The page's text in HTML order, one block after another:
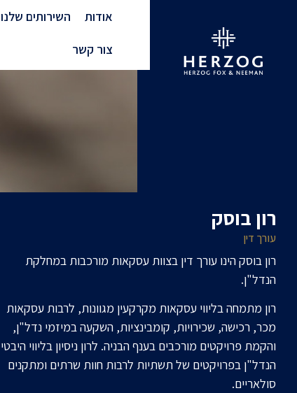
אודות השירותים שלנו
צור קשר
רון בוסק
עורך דין
רון בוסק הינו עורך דין בצוות עסקאות מורכבות במחלקת
הנדל"ן.
רון מתמחה בליווי עסקאות מקרקעין מגוונות, לרבות עסקאות
מכר, רכישה, שכירויות, קומבינציות, השקעה במיזמי נדל"ן,
והקמת פרויקטים מורכבים בענף הבניה. לרון ניסיון בליווי היבטי
הנדל"ן בפרויקטים של תשתיות לרבות חוות שרתים ומתקנים
סולאריים.